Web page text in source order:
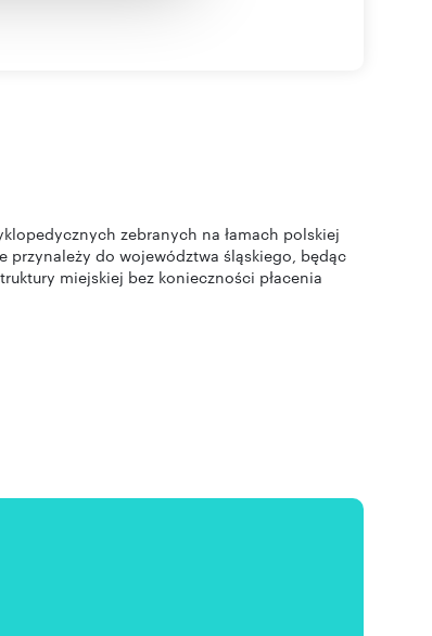
zebranych na łamach polskiej
przynależy do województwa śląskiego, będąc
miejskiej bez konieczności płacenia